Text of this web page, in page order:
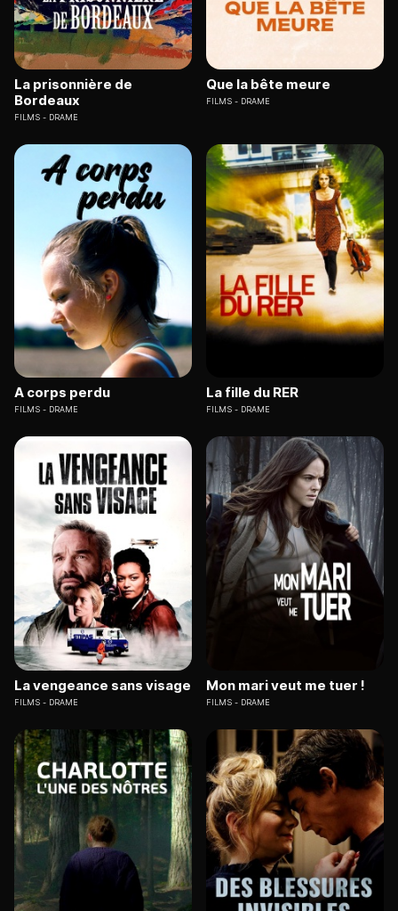
La prisonnière de
Bordeaux
FILMS DRAME
Que la bête meure
FILMS DRAME
A corps perdu
FILMS DRAME
La fille du RER
FILMS DRAME
La vengeance sans visage
FILMS DRAME
Mon mari veut me tuer !
FILMS DRAME